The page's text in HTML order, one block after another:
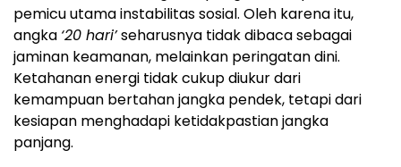
pemicu utama instabilitas sosial. Oleh karena itu,
angka ‘20 hari’seharusnya tidak dibaca sebagai
jaminan keamanan, melainkan peringatan dini.
Ketahanan energi tidak cukup diukur dari
kemampuan bertahan jangka pendek, tetapi dari
kesiapan menghadapi ketidakpastian jangka
panjang.